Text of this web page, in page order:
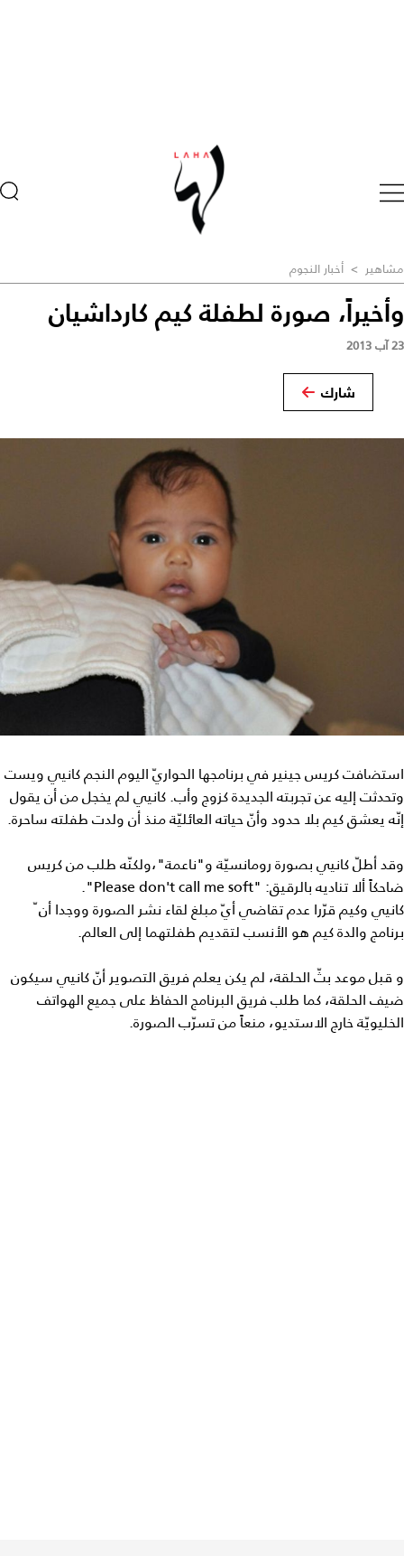
مشاهير > أخبار النجوم
وأخيراً، صورة لطفلة كيم كارداشيان
23 آب 2013
شارك
استضافت كريس جينير في برنامجها الحواريّ اليوم النجم كانيي ويست
وتحدثت إليه عن تجربته الجديدة كزوج وأب. كانيي لم يخجل من أن يقول
إنّه يعشق كيم بلا حدود وأنّ حياته العائليّة منذ أن ولدت طفلته ساحرة.
وقد أطلّ كانيي بصورة رومانسيّة و"ناعمة"،ولكنّه طلب من كريس
ضاحكاً ألا تناديه بالرقيق: "Please don't call me soft".
كانيي وكيم قرّرا عدم تقاضي أيّ مبلغ لقاء نشر الصورة ووجدا أن ّ
برنامج والدة كيم هو الأنسب لتقديم طفلتهما إلى العالم.
و قبل موعد بثّ الحلقة، لم يكن يعلم فريق التصوير أنّ كانيي سيكون
ضيف الحلقة، كما طلب فريق البرنامج الحفاظ على جميع الهواتف
الخليويّة خارج الاستديو، منعاً من تسرّب الصورة.